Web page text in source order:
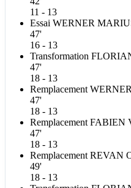
11 - 13
Essai WERNER
47'
16 - 13
Transformation
47'
18 - 13
Remplacement
47'
18 - 13
Remplacement FABIEN
47'
18 - 13
Remplacement REVAN
49'
18 - 13